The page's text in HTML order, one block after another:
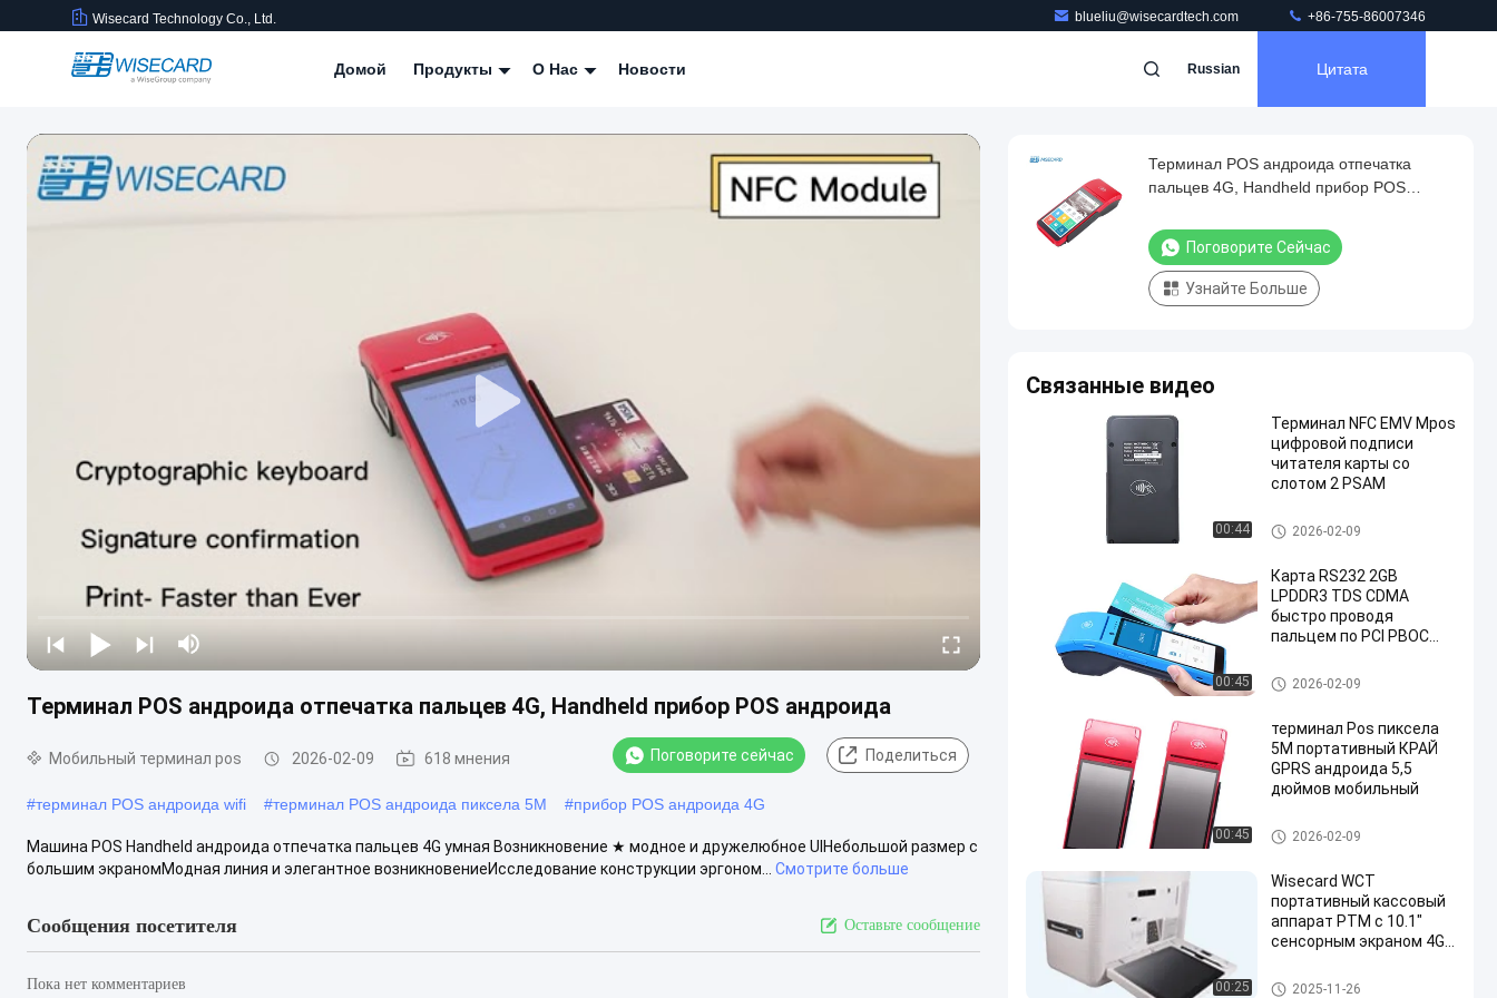
Wisecard Technology Co., Ltd. blueliu@wisecardtech.com +86-755-86007346
Домой Продукты О Нас Новости Russian Цитата
Терминал POS андроида отпечатка пальцев 4G, Handheld прибор POS андроида
Мобильный терминал pos 2026-02-09 618 мнения Поговорите сейчас Поделиться
#терминал POS андроида wifi #терминал POS андроида пиксела 5M #прибор POS андроида 4G
Машина POS Handheld андроида отпечатка пальцев 4G умная Возникновение ★ модное и дружелюбное UIНебольшой размер с
большим экраномМодная линия и элегантное возникновениеИсследование конструкции эргоном...
Смотрите больше
Сообщения посетителя Оставьте сообщение
Пока нет комментариев
Терминал POS андроида отпечатка
пальцев 4G, Handheld прибор POS
Поговорите Сейчас
Узнайте Больше
Связанные видео
00:44
Терминал NFC EMV Mpos
цифровой подписи
читателя карты со
слотом 2 PSAM
Умный терминал POS
2026-02-09
00:45
Карта RS232 2GB
LPDDR3 TDS CDMA
быстро проводя
пальцем по PCI PBOC
Умный терминал POS
2026-02-09
00:45
терминал Pos пиксела
5M портативный КРАЙ
GPRS андроида 5,5
дюймов мобильный
Умный терминал POS
2026-02-09
00:25
Wisecard WCT
портативный кассовый
аппарат PTM с 10.1"
сенсорным экраном 4G
выдачи карт
киоск обслуживания собстве
2025-11-26